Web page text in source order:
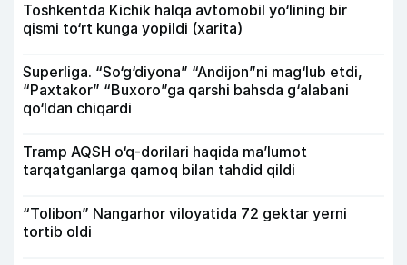
Toshkentda Kichik halqa avtomobil yo‘lining bir
qismi to‘rt kunga yopildi (xarita)
Superliga. “So‘g‘diyona” “Andijon”ni mag‘lub etdi,
“Paxtakor” “Buxoro”ga qarshi bahsda g‘alabani
qo‘ldan chiqardi
Tramp AQSH o‘q-dorilari haqida ma’lumot
tarqatganlarga qamoq bilan tahdid qildi
“Tolibon” Nangarhor viloyatida 72 gektar yerni
tortib oldi